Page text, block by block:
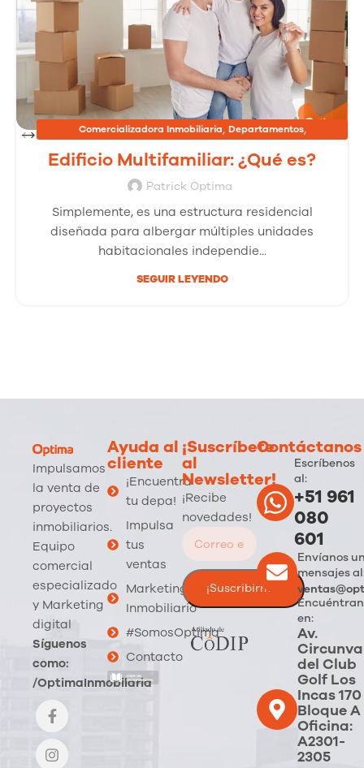
Comercializadora Inmobiliaria, Departamentos,
Inmobiliarias , Proyectos Inmobiliarios
Edificio Multifamiliar: ¿Qué es?
Patrick Optima
Simplemente, es una estructura residencial
diseñada para albergar múltiples unidades
habitacionales independie...
SEGUIR LEYENDO
Impulsamos
la venta de
proyectos
inmobiliarios.
Equipo
comercial
especializado
y Marketing
digital
Síguenos
como:
/OptimaInmobilaria
Ayuda al
cliente
¡Encuentra
tu depa!
Impulsa
tus
ventas
Marketing
Inmobiliario
#SomosOptima
Contacto
¡Suscríbete
al
Newsletter!
¡Recibe
novedades!
Contáctanos
Escríbenos
al:
+51 961
080
601
Envíanos
mensajes
en:
Av.
del Club
Golf Los
Incas 170
Bloque A
Oficina:
A2301-
2305